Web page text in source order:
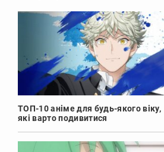
ТОП-10 аніме для будь-якого віку,
які варто подивитися